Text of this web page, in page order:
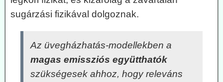
sugárzási fizikával dolgoznak.
Az üvegházhatás-modellekben a
magas emissziós együtthatók
szükségesek ahhoz, hogy releváns